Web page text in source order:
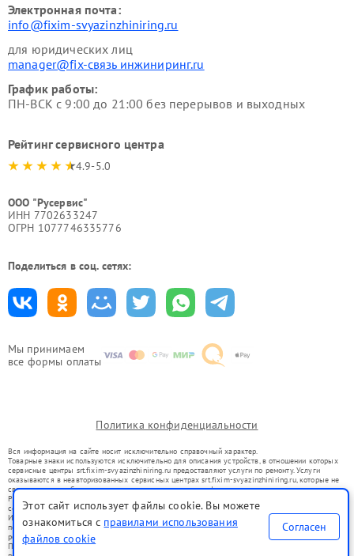
Мы принимаем
все формы оплаты
Электронная почта:
info@fixim-svyazinzhiniring.ru
для юридических лиц
manager@fix-связь инжиниринг.ru
График работы:
ПН-ВСК с 9:00 до 21:00 без перерывов и выходных
Рейтинг сервисного центра
4.9-5.0
ООО "Русервис"
ИНН 7702633247
ОГРН 1077746335776
Поделиться в соц. сетях:
Политика конфиденциальности
Вся информация на сайте носит исключительно справочный характер.
Товарные знаки используются исключительно для описания устройств, в отношении которых
сервисные центры srt.fixim-svyazinzhiniring.ru предоставляют услуги по ремонту. Услуги
оказываются в неавторизованных сервисных центрах srt.fixim-svyazinzhiniring.ru, которые не
связаны с правообладателями товарных знаков или их официальными представителями.
Ремонт осуществляется для устройств, уже введенных в гражданский оборот в соответствии
со статьей 1487 ГК РФ.
Использование товарных знаков не преследует цели индивидуализации услуг или введения
потребителей в заблуждение, а служит для информирования о предоставляемых услугах по
ремонту техники указанных брендов.
Представленная на сайте информация не является публичной офертой, определяемой
Этот сайт использует файлы cookie. Вы можете
ознакомиться с правилами использования
файлов cookie
Согласен